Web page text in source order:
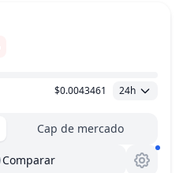
$0.0043461 24h
Cap de mercado
Comparar